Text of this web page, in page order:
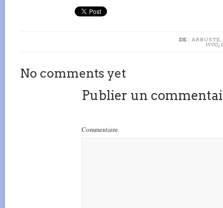
DE : ARBUSTE,
1900,
No comments yet
Publier un
Commentaire